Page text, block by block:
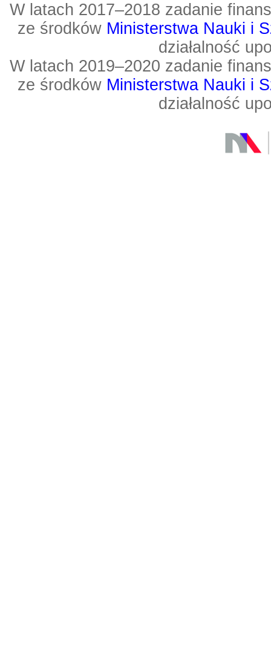
W latach 2017–2018 zadanie
ze środków Ministerstwa Nauki i
działalność
W latach 2019–2020 zadanie
ze środków Ministerstwa Nauki i
działalność